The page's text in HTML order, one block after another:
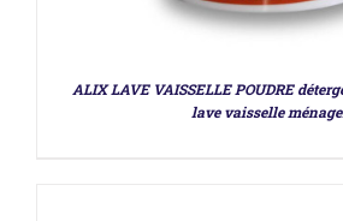
ALIX LAVE VAISSELLE POUDRE
lave vaisselle